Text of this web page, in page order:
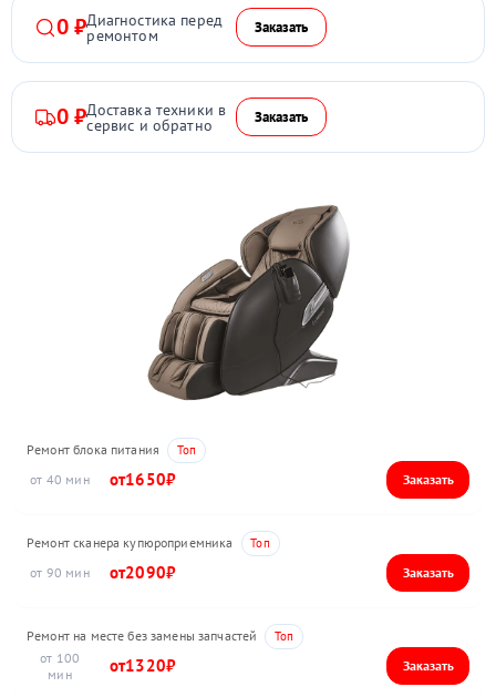
0 ₽Диагностика перед
ремонтом Заказать
0 ₽Доставка техники в
сервис и обратно Заказать
Ремонт блока питания
40
1650
Ремонт сканера купюроприемника
90
2090
Ремонт на месте без замены запчастей
100
1320